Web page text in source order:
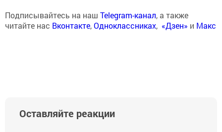
Подписывайтесь на наш Telegram-канал, а также
читайте нас Вконтакте,Одноклассниках, «Дзен» и Макс
Оставляйте реакции